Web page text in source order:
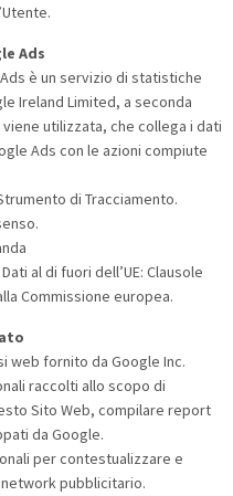
Ads
è un servizio di statistiche
Ireland Limited, a seconda
utilizzata, che collega i dati
Ads con le azioni compiute
di Tracciamento.
al di fuori dell’UE: Clausole
Commissione europea.
web fornito da Google Inc.
raccolti allo scopo di
Sito Web, compilare report
da Google.
per contestualizzare e
pubblicitario.